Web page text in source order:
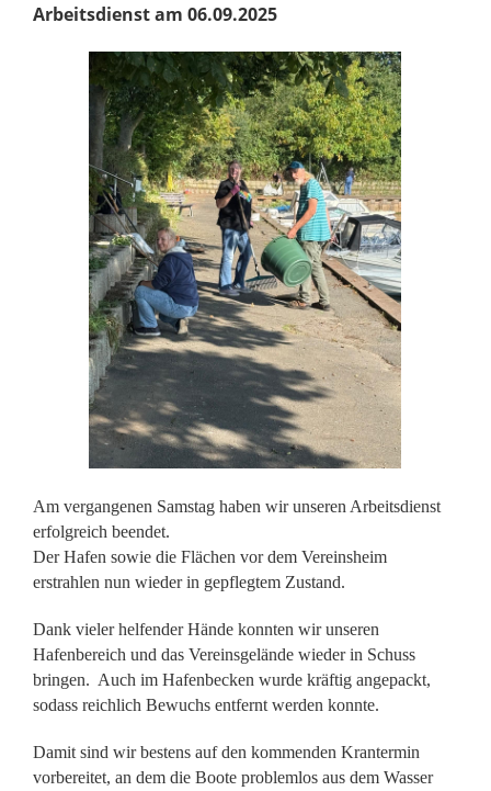
Arbeitsdienst am 06.09.2025
Am vergangenen Samstag haben wir unseren Arbeitsdienst
erfolgreich beendet.
Der Hafen sowie die Flächen vor dem Vereinsheim
erstrahlen nun wieder in gepflegtem Zustand.
Dank vieler helfender Hände konnten wir unseren
Hafenbereich und das Vereinsgelände wieder in Schuss
bringen. Auch im Hafenbecken wurde kräftig angepackt,
sodass reichlich Bewuchs entfernt werden konnte.
Damit sind wir bestens auf den kommenden Krantermin
vorbereitet, an dem die Boote problemlos aus dem Wasser